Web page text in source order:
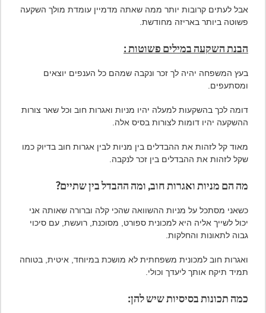
אבל לעתים קרובות יותר ממה שאתה מדמיין עומדת מולך השקעה
פשוטה ביותר באריזה מחודשת.
הבנת השקעה במילים פשוטות :
בעץ המשפחה יהיה לך זכר ונקבה שמהם כל הענפים יוצאים
ומסתעפים.
דומה לכך בהשקעות למעלה יהיו מניות ואגרות חוב וכל שאר צורות
ההשקעה יהיו דומות לצורות בסיס אלה.
מאוד קל לזהות את ההבדלים בין מניות לבין אגרות חוב בדיוק כמו
שקל לזהות את ההבדלים בין זכר לנקבה.
מה הם מניות ואגרות חוב, ומה ההבדל בין שתיים?
כשאני מסתכל על מניות ההשוואה שהכי קלה וברורה שאותה אני
יכול לשייך אליה היא למכונית ספורט, מסוכנת, רועשת, עם סיכוי
גבוה לתאונות והחלקות.
ואגרות חוב למכונית משפחתית לא מושכת במיוחד, איטית, בטוחה
תמיד תיקח אותך ליעדך וכולי.
כמה תכונות בסיסיות שיש להן: